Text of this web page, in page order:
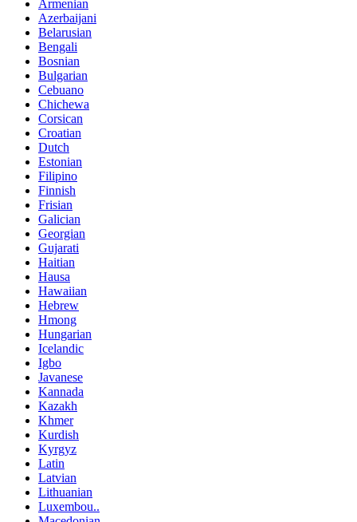
Armenian
Azerbaijani
Belarusian
Bengali
Bosnian
Bulgarian
Cebuano
Chichewa
Corsican
Croatian
Dutch
Estonian
Filipino
Finnish
Frisian
Galician
Georgian
Gujarati
Haitian
Hausa
Hawaiian
Hebrew
Hmong
Hungarian
Icelandic
Igbo
Javanese
Kannada
Kazakh
Khmer
Kurdish
Kyrgyz
Latin
Latvian
Lithuanian
Luxembou..